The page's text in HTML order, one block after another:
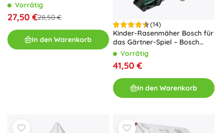
Vorrätig
27,50 €28,50 €
In den Warenkorb
(14)
Kinder-Rasenmäher Bosch für
das Gärtner-Spiel – Bosch
Rasenmäher mit Licht- und
Soundmodul
Vorrätig
41,50 €
In den Warenkorb